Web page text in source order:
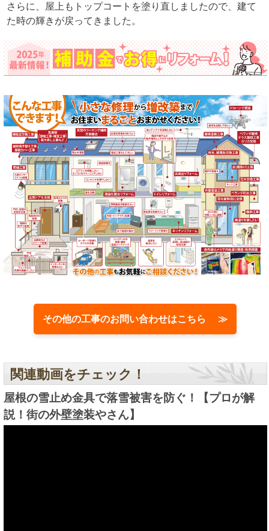
さらに、屋上もトップコートを塗り直しましたので、建て
た時の輝きが戻ってきました。
その他の工事のお問い合わせはこちら ≫
関連動画をチェック！
屋根の雪止め金具で落雪被害を防ぐ！【プロが解
説！街の外壁塗装やさん】